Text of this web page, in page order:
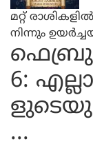
മറ്റ്
നിന്നും
6:
...